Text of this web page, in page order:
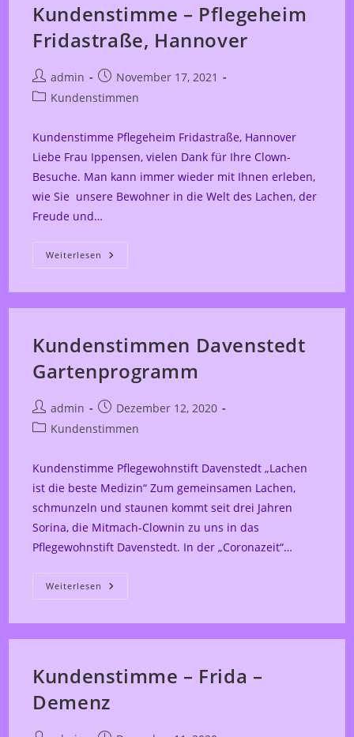
Kundenstimme – Pflegeheim
Fridastraße, Hannover
Beitrags-
Autor:
admin
Beitrag
veröffentlicht:
November 17, 2021
Beitrags-
Kundenstimmen
Kundenstimme Pflegeheim Fridastraße, Hannover
Liebe Frau Ippensen, vielen Dank für Ihre Clown-
Besuche. Man kann immer wieder mit Ihnen erleben,
wie Sie unsere Bewohner in die Welt des Lachen, der
Freude und…
Weiterlesen Kundenstimme
–
Kundenstimmen Davenstedt
Gartenprogramm
Beitrags-
Autor:
admin
Beitrag
veröffentlicht:
Dezember 12, 2020
Beitrags-
Kundenstimmen
Kundenstimme Pflegewohnstift Davenstedt „Lachen
ist die beste Medizin“ Zum gemeinsamen Lachen,
schmunzeln und staunen kommt seit drei Jahren
Sorina, die Mitmach-Clownin zu uns in das
Pflegewohnstift Davenstedt. In der „Coronazeit“…
Weiterlesen Kundenstimmen
Davenstedt
Kundenstimme – Frida –
Demenz